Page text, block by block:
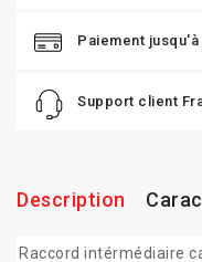
Paiement
Support client
Description
Raccord intérmédiaire